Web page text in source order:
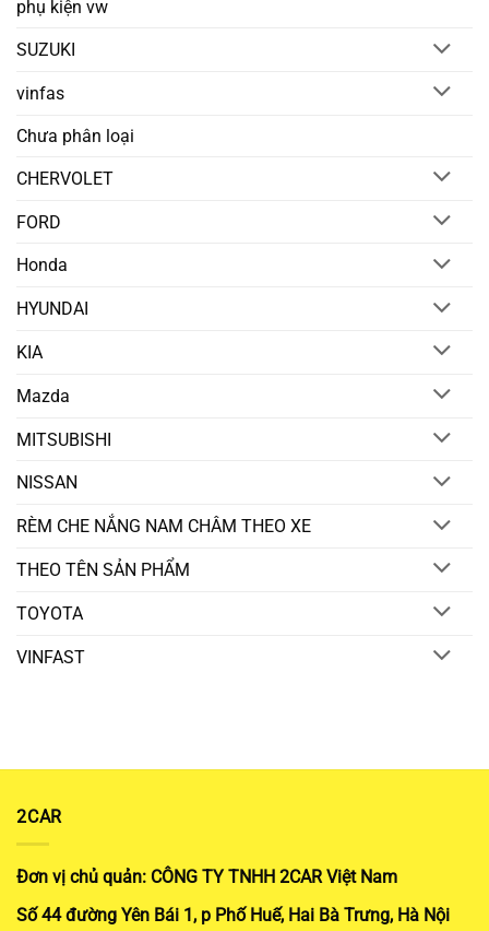
phụ kiện vw
SUZUKI
vinfas
Chưa phân loại
CHERVOLET
FORD
Honda
HYUNDAI
KIA
Mazda
MITSUBISHI
NISSAN
RÈM CHE NẮNG NAM CHÂM THEO XE
THEO TÊN SẢN PHẨM
TOYOTA
VINFAST
2CAR
Đơn vị chủ quản: CÔNG TY TNHH 2CAR Việt Nam
Số 44 đường Yên Bái 1, p Phố Huế, Hai Bà Trưng, Hà Nội